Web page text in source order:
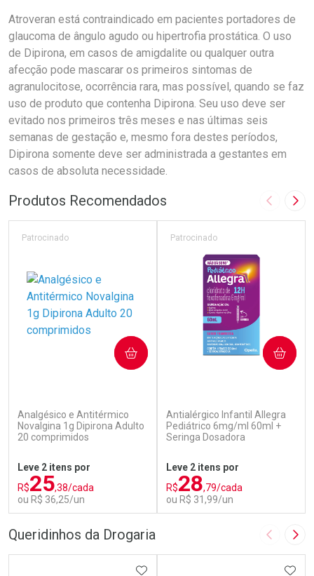
Atroveran está contraindicado em pacientes portadores de
glaucoma de ângulo agudo ou hipertrofia prostática. O uso
de Dipirona, em casos de amigdalite ou qualquer outra
afecção pode mascarar os primeiros sintomas de
agranulocitose, ocorrência rara, mas possível, quando se faz
uso de produto que contenha Dipirona. Seu uso deve ser
evitado nos primeiros três meses e nas últimas seis
semanas de gestação e, mesmo fora destes períodos,
Dipirona somente deve ser administrada a gestantes em
casos de absoluta necessidade.
Produtos Recomendados Imagem
Analgésico e Antitérmico
Novalgina 1g Dipirona Adulto
20 comprimidos
Patrocinado
Leve 2 itens por
R$25,38/cada
ou R$ 36,25/un
COMPRAR
Antialérgico Infantil Allegra
Pediátrico 6mg/ml 60ml +
Seringa Dosadora
Patrocinado
Leve 2 itens por
R$28,79/cada
ou R$ 31,99/un
COMPRAR
Queridinhos da Drogaria Imagem
ADICIONAR AOS FAVORITOS